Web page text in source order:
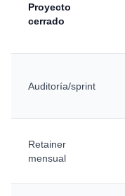
Proyecto
cerrado
Auditoría/sprint
Retainer
mensual